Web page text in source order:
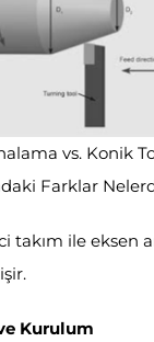
vs. Konik
Farklar
takım ile eksen
Kurulum